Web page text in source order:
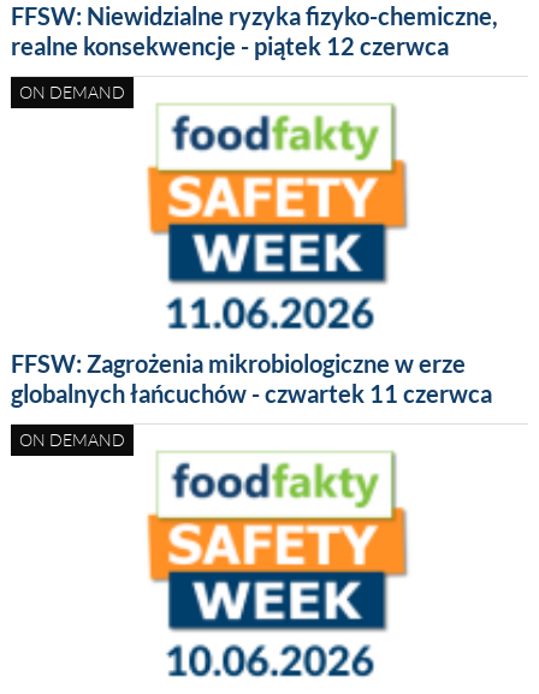
FFSW: Niewidzialne ryzyka fizyko-chemiczne,
realne konsekwencje - piątek 12 czerwca
ON DEMAND
FFSW: Zagrożenia mikrobiologiczne w erze
globalnych łańcuchów - czwartek 11 czerwca
ON DEMAND